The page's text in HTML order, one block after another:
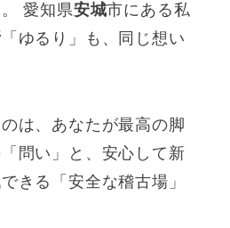
愛知県安城市にある私
「ゆるり」も、同じ想い
は、あなたが最高の脚
問い」と、安心して新
きる「安全な稽古場」